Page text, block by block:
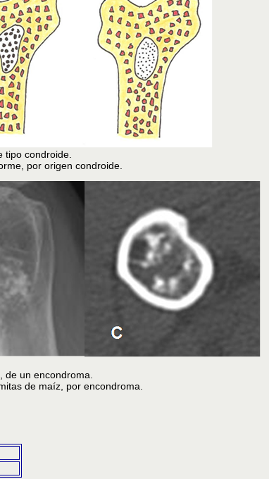
tipo condroide.
por origen condroide.
de un encondroma.
de maíz, por encondroma.